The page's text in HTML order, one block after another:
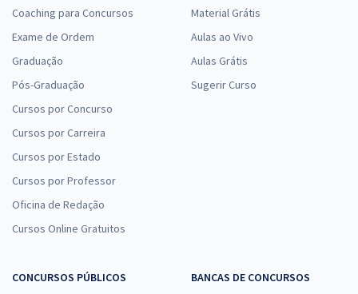
Coaching para Concursos
Exame de Ordem
Graduação
Pós-Graduação
Cursos por Concurso
Cursos por Carreira
Cursos por Estado
Cursos por Professor
Oficina de Redação
Cursos Online Gratuitos
Material Grátis
Aulas ao Vivo
Aulas Grátis
Sugerir Curso
CONCURSOS PÚBLICOS
BANCAS DE CONCURSOS